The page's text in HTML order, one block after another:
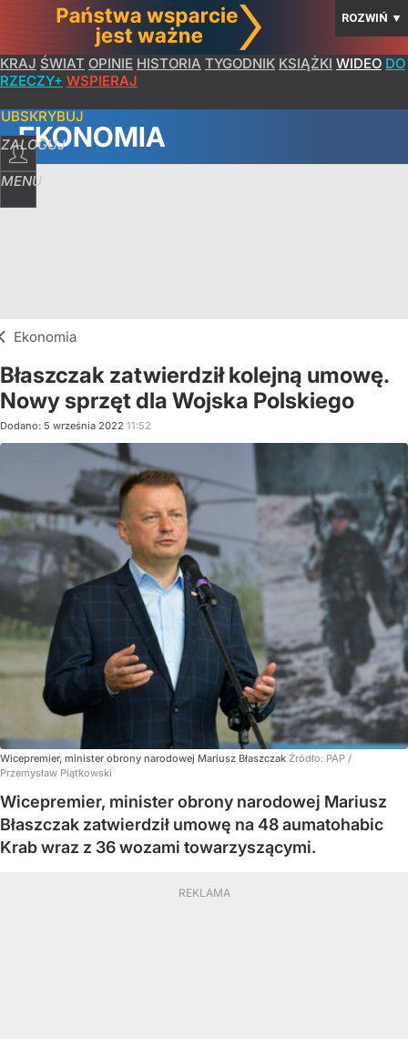
ROZWIŃ ▼
KRAJ ŚWIAT OPINIE HISTORIA TYGODNIK KSIĄŻKI WIDEO DO
RZECZY+ WSPIERAJ
ZALOGUJ
MENU
EKONOMIA
Ekonomia
Błaszczak zatwierdził kolejną umowę.
Nowy sprzęt dla Wojska Polskiego
Dodano: 5 września 2022 11:52
Wicepremier, minister obrony narodowej Mariusz Błaszczak Źródło: PAP /
Przemysław Piątkowski
Wicepremier, minister obrony narodowej Mariusz
Błaszczak zatwierdził umowę na 48 aumatohabic
Krab wraz z 36 wozami towarzyszącymi.